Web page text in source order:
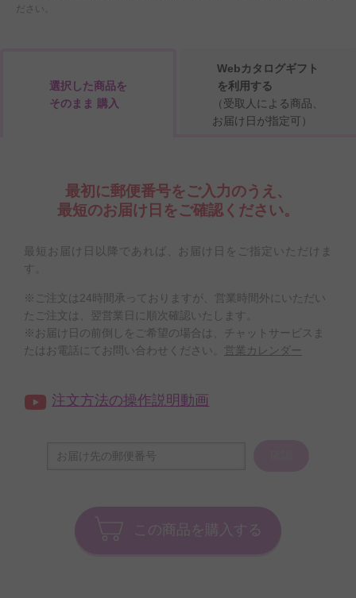
ださい。
選択した商品を
そのまま 購入
Webカタログギフト
を利用する
（受取人による商品、
お届け日が指定可）
最初に郵便番号をご入力のうえ、
最短のお届け日をご確認ください。
最短お届け日以降であれば、お届け日をご指定いただけま
す。
※ご注文は24時間承っておりますが、営業時間外にいただい
たご注文は、翌営業日に順次確認いたします。
※お届け日の前倒しをご希望の場合は、チャットサービスま
たはお電話にてお問い合わせください。
営業カレンダー
注文方法の操作説明動画
この商品を購入する